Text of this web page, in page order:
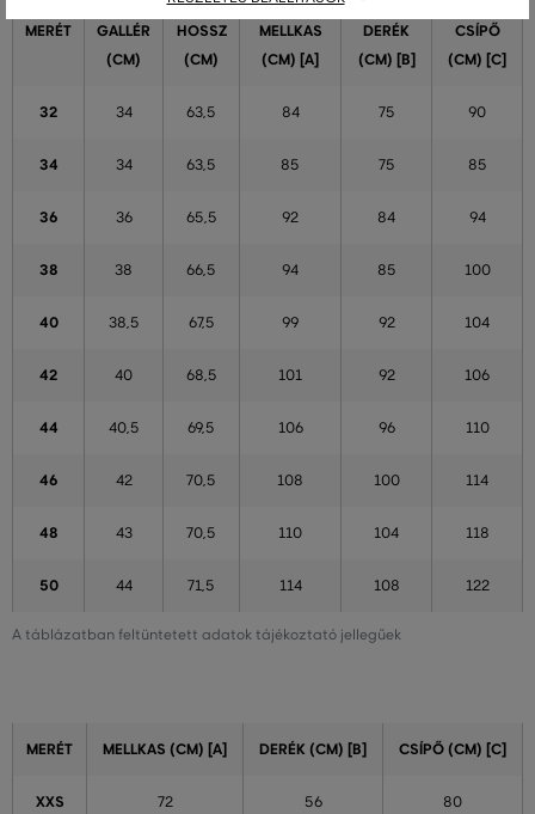
A táblázatban feltüntetett adatok tájékoztató jellegűek
MERÉT
GALLÉR
(CM)
HOSSZ
(CM)
MELLKAS
(CM) [A]
DERÉK
(CM) [B]
CSÍPŐ
(CM) [C]
32 34 63,5 84 75 90
34 34 63,5 85 75 85
36 36 65,5 92 84 94
38 38 66,5 94 85 100
40 38,5 67,5 99 92 104
42 40 68,5 101 92 106
44 40,5 69,5 106 96 110
46 42 70,5 108 100 114
48 43 70,5 110 104 118
50 44 71,5 114 108 122
MERÉT MELLKAS (CM) [A] DERÉK (CM) [B] CSÍPŐ (CM) [C]
XXS 72 56 80